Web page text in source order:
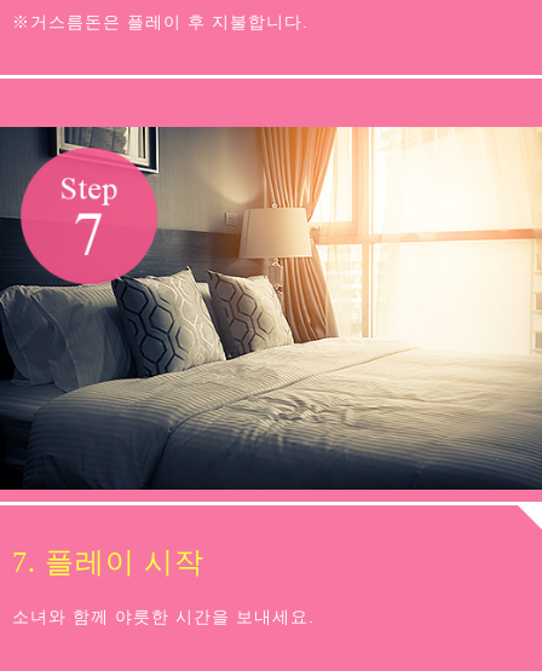
※거스름돈은 플레이 후 지불합니다.
7. 플레이 시작
소녀와 함께 야릇한 시간을 보내세요.